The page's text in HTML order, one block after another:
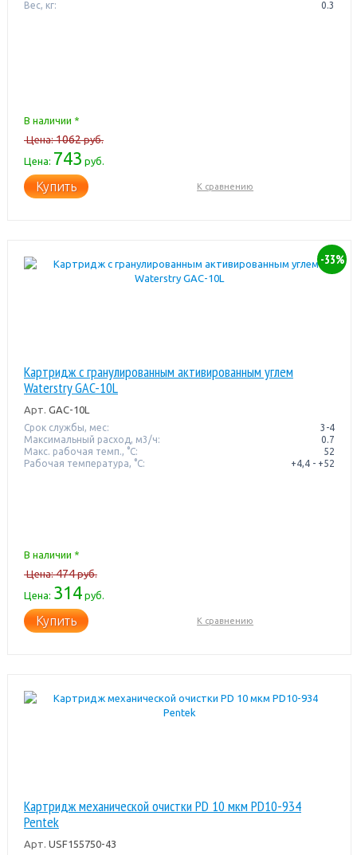
Вес, кг:
0.3
В наличии *
Цена:1062руб.
Цена: 743 руб.
Купить К сравнению
-33%
Картридж с гранулированным активированным углем
Waterstry GAC-10L
Арт. GAC-10L
Срок службы, мес:
3-4
Максимальный расход, м3/ч:
0.7
Макс. рабочая темп., °С:
52
Рабочая температура, °C:
+4,4 - +52
В наличии *
Цена:474руб.
Цена: 314руб.
Купить К сравнению
Картридж механической очистки PD 10 мкм PD10-934
Pentek
Арт. USF155750-43